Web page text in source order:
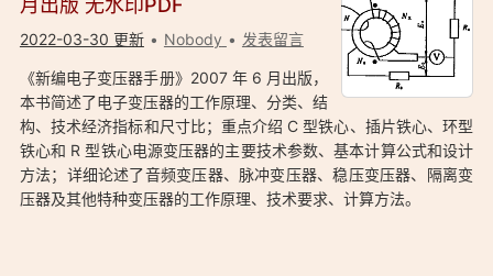
月出版 无水印PDF
2022-03-30 更新 Nobody 发表留言
《新编电子变压器手册》2007 年 6 月出版，
本书简述了电子变压器的工作原理、分类、结
构、技术经济指标和尺寸比；重点介绍 C 型铁心、插片铁心、环型
铁心和 R 型铁心电源变压器的主要技术参数、基本计算公式和设计
方法；详细论述了音频变压器、脉冲变压器、稳压变压器、隔离变
压器及其他特种变压器的工作原理、技术要求、计算方法。